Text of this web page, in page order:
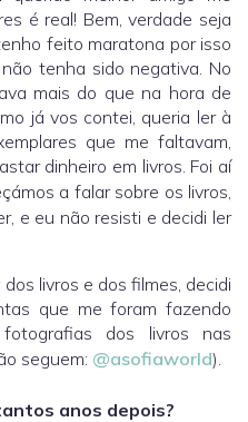
é real! Bem, verdade seja
feito maratona por isso
tenha sido negativa. No
mais do que na hora de
já vos contei, queria ler à
que me faltavam,
dinheiro em livros. Foi aí
a falar sobre os livros,
e eu não resisti e decidi ler
dos livros e dos filmes, decidi
que me foram fazendo
dos livros nas
seguem: @asofiaworld).
anos depois?